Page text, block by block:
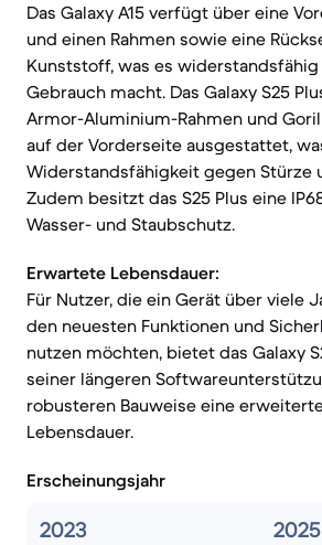
Das Galaxy A15 verfügt über eine
und einen Rahmen sowie eine
Kunststoff, was es
Gebrauch macht. Das Galaxy S25
Armor-Aluminium-Rahmen und
auf der Vorderseite ausgestattet,
Widerstandsfähigkeit gegen Stürze
Zudem besitzt das S25 Plus eine
Wasser- und Staubschutz.
Erwartete Lebensdauer:
Für Nutzer, die ein Gerät über viele
den neuesten Funktionen und
nutzen möchten, bietet das Galaxy
seiner längeren
robusteren Bauweise eine
Lebensdauer.
Erscheinungsjahr
2023 2025